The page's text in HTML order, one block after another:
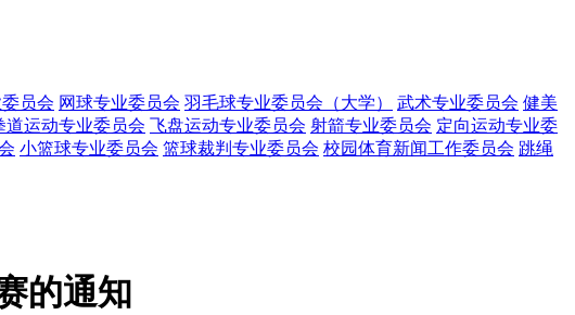
员会 网球专业委员会 羽毛球专业委员会（大学） 武术专业委员会 健美
道运动专业委员会 飞盘运动专业委员会 射箭专业委员会 定向运动专业委
小篮球专业委员会 篮球裁判专业委员会 校园体育新闻工作委员会 跳绳
的通知